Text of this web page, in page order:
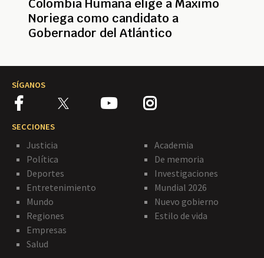
Colombia Humana elige a Máximo
Noriega como candidato a
Gobernador del Atlántico
SÍGANOS
SECCIONES
Justicia
Política
Deportes
Entretenimiento
Mundo
Regiones
Empresas
Salud
Academia
De memoria
Investigaciones
Mundial 2026
Nuevo gobierno
Estilo de vida